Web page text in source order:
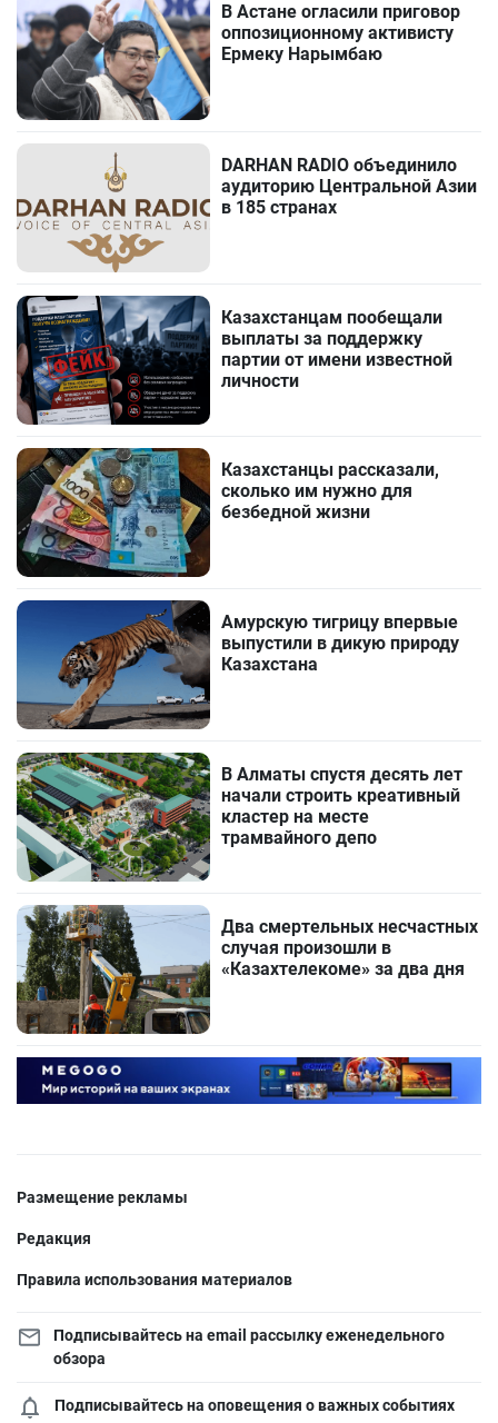
В Астане огласили приговор
оппозиционному активисту
Ермеку Нарымбаю
DARHAN RADIO объединило
аудиторию Центральной Азии
в 185 странах
Казахстанцам пообещали
выплаты за поддержку
партии от имени известной
личности
Казахстанцы рассказали,
сколько им нужно для
безбедной жизни
Амурскую тигрицу впервые
выпустили в дикую природу
Казахстана
В Алматы спустя десять лет
начали строить креативный
кластер на месте
трамвайного депо
Два смертельных несчастных
случая произошли в
«Казахтелекоме» за два дня
Размещение рекламы
Редакция
Правила использования материалов
Подписывайтесь на email рассылку еженедельного
обзора
Подписывайтесь на оповещения о важных событиях